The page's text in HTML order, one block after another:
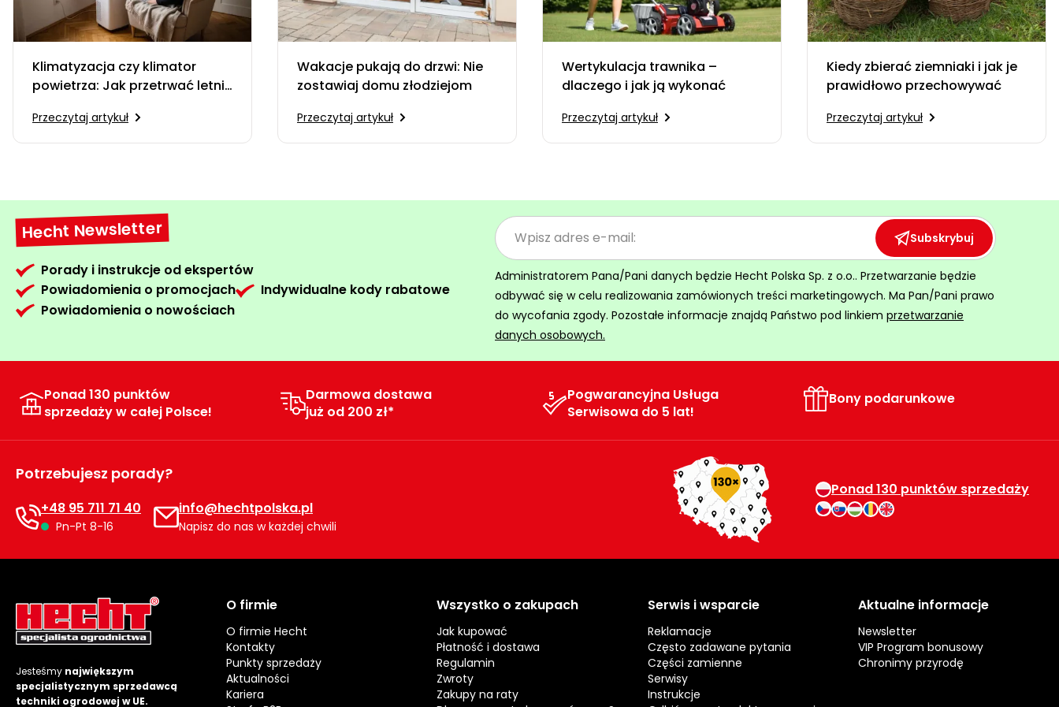
Klimatyzacja czy klimator
powietrza: Jak przetrwać letnie
pomocnika?
Przeczytaj artykuł
Wakacje pukają do drzwi: Nie
zostawiaj domu złodziejom
Przeczytaj artykuł
Wertykulacja trawnika –
dlaczego i jak ją wykonać
Przeczytaj artykuł
Kiedy zbierać ziemniaki i jak je
prawidłowo przechowywać
Przeczytaj artykuł
Hecht Newsletter
Porady i instrukcje od ekspertów
Powiadomienia o promocjach
Indywidualne kody rabatowe
Powiadomienia o nowościach
Subskrybuj
Administratorem Pana/Pani danych będzie Hecht Polska Sp. z o.o.. Przetwarzanie będzie
odbywać się w celu realizowania zamówionych treści marketingowych. Ma Pan/Pani prawo
do wycofania zgody. Pozostałe informacje znajdą Państwo pod linkiem przetwarzanie
danych osobowych.
Ponad 130 punktów
sprzedaży w całej Polsce!
Darmowa dostawa
już od 200 zł*
Pogwarancyjna Usługa
Serwisowa do 5 lat!
Bony podarunkowe
Potrzebujesz porady?
+48 95 711 71 40
Pn-Pt 8-16
info@hechtpolska.pl
Napisz do nas w każdej chwili
Ponad 130 punktów sprzedaży
Jesteśmy największym
specjalistycznym sprzedawcą
techniki ogrodowej w UE.
O firmie
O firmie Hecht
Kontakty
Punkty sprzedaży
Aktualności
Kariera
Wszystko o zakupach
Jak kupować
Płatność i dostawa
Regulamin
Zwroty
Zakupy na raty
Serwis i wsparcie
Reklamacje
Często zadawane pytania
Części zamienne
Serwisy
Instrukcje
Aktualne informacje
Newsletter
VIP Program bonusowy
Chronimy przyrodę